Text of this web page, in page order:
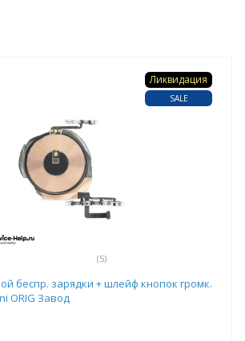
(5)
Ликвидация
SALE
беспр. зарядки + шлейф кнопок громк.
ORIG Завод